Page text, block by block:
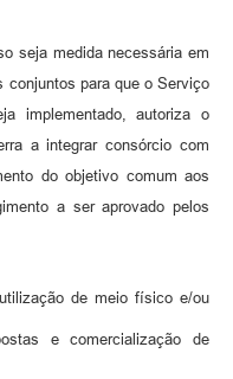
seja medida necessária em
conjuntos para que o Serviço
implementado, autoriza o
a integrar consórcio com
do objetivo comum aos
a ser aprovado pelos
de meio físico e/ou
e comercialização de